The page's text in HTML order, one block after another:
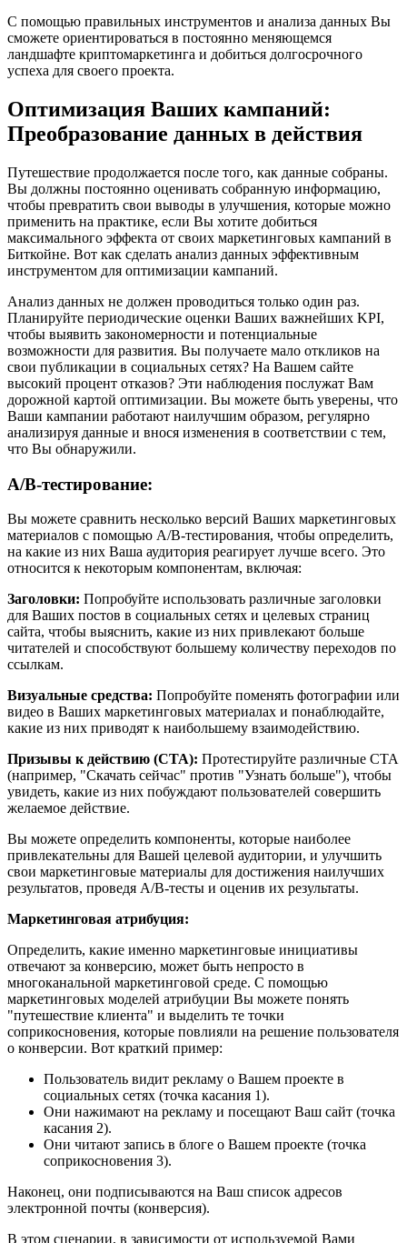
С помощью правильных инструментов и анализа данных Вы
сможете ориентироваться в постоянно меняющемся
ландшафте криптомаркетинга и добиться долгосрочного
успеха для своего проекта.
Оптимизация Ваших кампаний:
Преобразование данных в действия
Путешествие продолжается после того, как данные собраны.
Вы должны постоянно оценивать собранную информацию,
чтобы превратить свои выводы в улучшения, которые можно
применить на практике, если Вы хотите добиться
максимального эффекта от своих маркетинговых кампаний в
Биткойне. Вот как сделать анализ данных эффективным
инструментом для оптимизации кампаний.
Анализ данных не должен проводиться только один раз.
Планируйте периодические оценки Ваших важнейших KPI,
чтобы выявить закономерности и потенциальные
возможности для развития. Вы получаете мало откликов на
свои публикации в социальных сетях? На Вашем сайте
высокий процент отказов? Эти наблюдения послужат Вам
дорожной картой оптимизации. Вы можете быть уверены, что
Ваши кампании работают наилучшим образом, регулярно
анализируя данные и внося изменения в соответствии с тем,
что Вы обнаружили.
A/B-тестирование:
Вы можете сравнить несколько версий Ваших маркетинговых
материалов с помощью A/B-тестирования, чтобы определить,
на какие из них Ваша аудитория реагирует лучше всего. Это
относится к некоторым компонентам, включая:
Заголовки: Попробуйте использовать различные заголовки
для Ваших постов в социальных сетях и целевых страниц
сайта, чтобы выяснить, какие из них привлекают больше
читателей и способствуют большему количеству переходов по
ссылкам.
Визуальные средства: Попробуйте поменять фотографии или
видео в Ваших маркетинговых материалах и понаблюдайте,
какие из них приводят к наибольшему взаимодействию.
Призывы к действию (CTA): Протестируйте различные CTA
(например, "Скачать сейчас" против "Узнать больше"), чтобы
увидеть, какие из них побуждают пользователей совершить
желаемое действие.
Вы можете определить компоненты, которые наиболее
привлекательны для Вашей целевой аудитории, и улучшить
свои маркетинговые материалы для достижения наилучших
результатов, проведя A/B-тесты и оценив их результаты.
Маркетинговая атрибуция:
Определить, какие именно маркетинговые инициативы
отвечают за конверсию, может быть непросто в
многоканальной маркетинговой среде. С помощью
маркетинговых моделей атрибуции Вы можете понять
"путешествие клиента" и выделить те точки
соприкосновения, которые повлияли на решение пользователя
о конверсии. Вот краткий пример:
Пользователь видит рекламу о Вашем проекте в
социальных сетях (точка касания 1).
Они нажимают на рекламу и посещают Ваш сайт (точка
касания 2).
Они читают запись в блоге о Вашем проекте (точка
соприкосновения 3).
Наконец, они подписываются на Ваш список адресов
электронной почты (конверсия).
В этом сценарии, в зависимости от используемой Вами